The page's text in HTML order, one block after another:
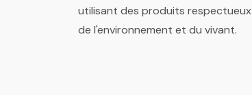
utilisant des produits respectueux
de l'environnement et du vivant.